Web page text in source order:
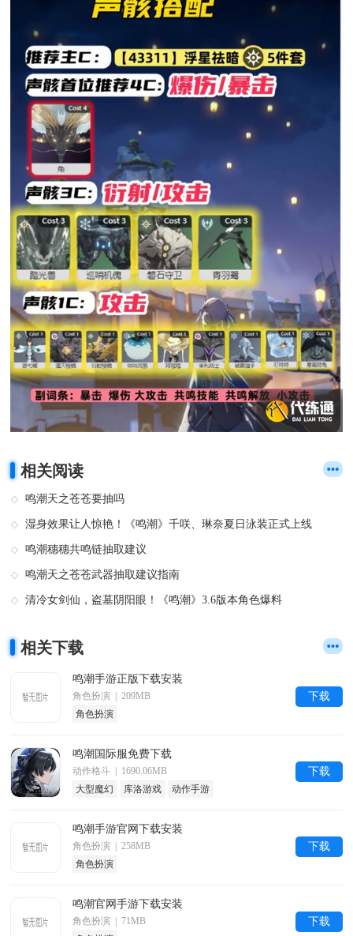
相关阅读
鸣潮天之苍苍要抽吗
湿身效果让人惊艳！《鸣潮》千咲、琳奈夏日泳装正式上线
鸣潮穗穗共鸣链抽取建议
鸣潮天之苍苍武器抽取建议指南
清冷女剑仙，盗墓阴阳眼！《鸣潮》3.6版本角色爆料
相关下载
鸣潮手游正版下载安装
角色扮演 | 209MB
角色扮演
下载
鸣潮国际服免费下载
动作格斗 | 1690.06MB
大型魔幻
库洛游戏 动作手游
下载
鸣潮手游官网下载安装
角色扮演 | 258MB
角色扮演
下载
鸣潮官网手游下载安装
角色扮演 | 71MB
下载